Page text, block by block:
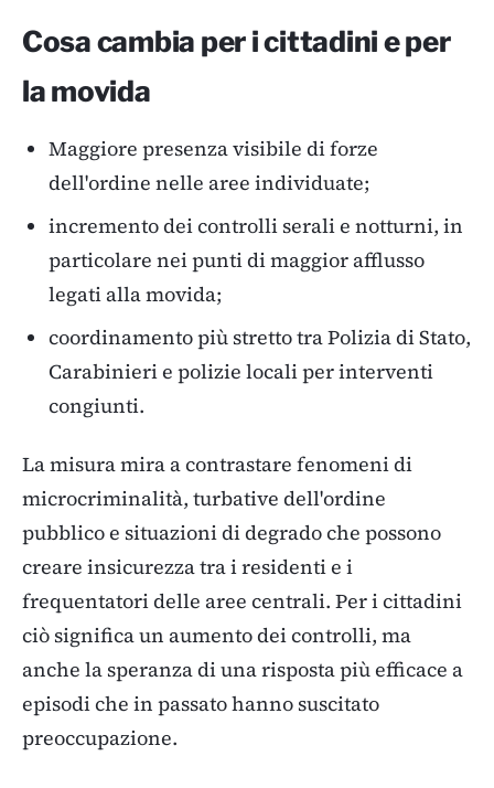
Cosa cambia per i cittadini e per
la movida
Maggiore presenza visibile di forze
dell'ordine nelle aree individuate;
incremento dei controlli serali e notturni, in
particolare nei punti di maggior afflusso
legati alla movida;
coordinamento più stretto tra Polizia di Stato,
Carabinieri e polizie locali per interventi
congiunti.
La misura mira a contrastare fenomeni di
microcriminalità, turbative dell'ordine
pubblico e situazioni di degrado che possono
creare insicurezza tra i residenti e i
frequentatori delle aree centrali. Per i cittadini
ciò significa un aumento dei controlli, ma
anche la speranza di una risposta più efficace a
episodi che in passato hanno suscitato
preoccupazione.